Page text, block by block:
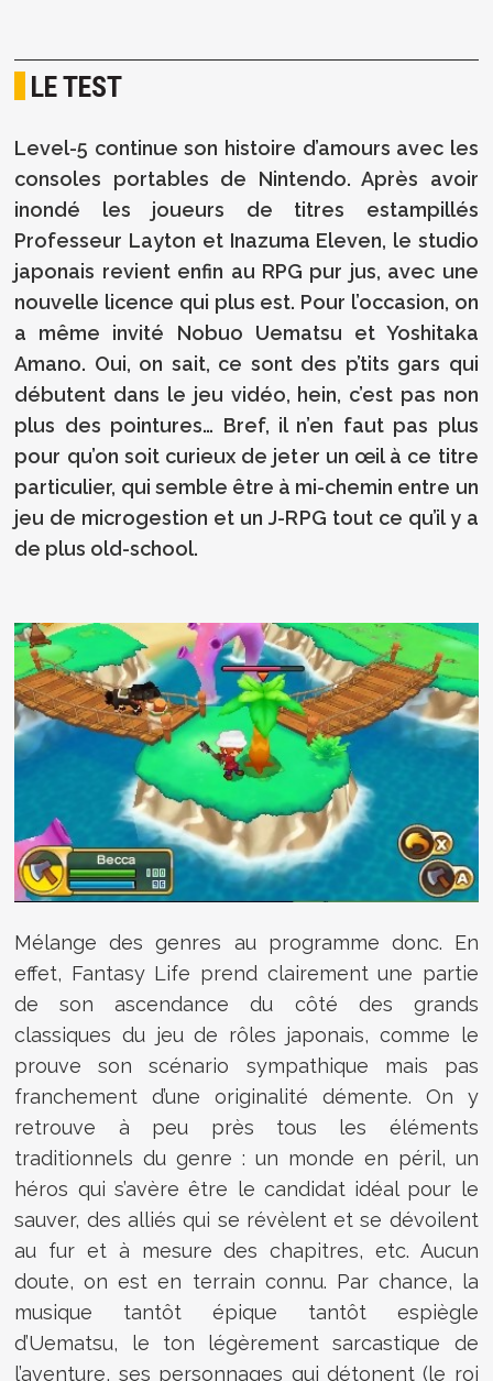
LE TEST
Level-5 continue son histoire d’amours avec les
consoles portables de Nintendo. Après avoir
inondé les joueurs de titres estampillés
Professeur Layton et Inazuma Eleven, le studio
japonais revient enfin au RPG pur jus, avec une
nouvelle licence qui plus est. Pour l’occasion, on
a même invité Nobuo Uematsu et Yoshitaka
Amano. Oui, on sait, ce sont des p’tits gars qui
débutent dans le jeu vidéo, hein, c’est pas non
plus des pointures… Bref, il n’en faut pas plus
pour qu’on soit curieux de jeter un œil à ce titre
particulier, qui semble être à mi-chemin entre un
jeu de microgestion et un J-RPG tout ce qu’il y a
de plus old-school.
Mélange des genres au programme donc. En
effet, Fantasy Life prend clairement une partie
de son ascendance du côté des grands
classiques du jeu de rôles japonais, comme le
prouve son scénario sympathique mais pas
franchement d’une originalité démente. On y
retrouve à peu près tous les éléments
traditionnels du genre : un monde en péril, un
héros qui s’avère être le candidat idéal pour le
sauver, des alliés qui se révèlent et se dévoilent
au fur et à mesure des chapitres, etc. Aucun
doute, on est en terrain connu. Par chance, la
musique tantôt épique tantôt espiègle
d’Uematsu, le ton légèrement sarcastique de
l’aventure, ses personnages qui détonent (le roi